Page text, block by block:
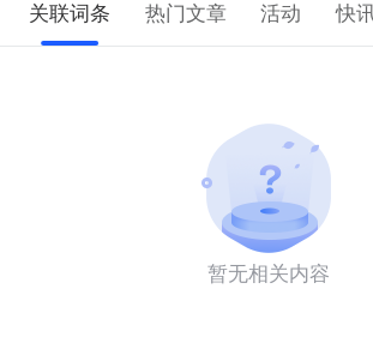
关联词条 热门文章 活动 快
暂无相关内容